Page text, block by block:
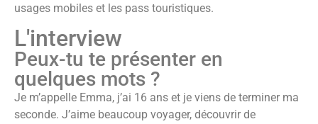
usages mobiles et les pass touristiques.
L'interview
Peux-tu te présenter en
quelques mots ?
Je m’appelle Emma, j’ai 16 ans et je viens de terminer ma
seconde. J’aime beaucoup voyager, découvrir de